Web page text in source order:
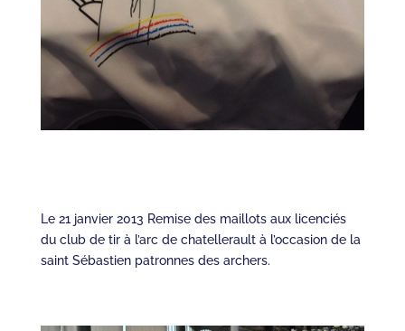
Le 21 janvier 2013 Remise des maillots aux licenciés
du club de tir à l’arc de chatellerault à l’occasion de la
saint Sébastien patronnes des archers.